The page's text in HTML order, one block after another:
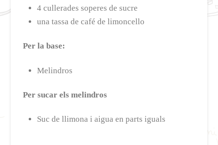
4 cullerades soperes de sucre
una tassa de café de limoncello
Per la base:
Melindros
Per sucar els melindros
Suc de llimona i aigua en parts iguals